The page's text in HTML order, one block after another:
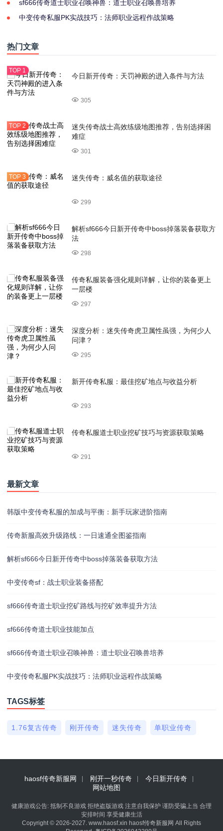
sf666传奇道士职业召唤神兽：道士职业召唤兽培养
中变传奇私服PK实战技巧：法师职业远程作战策略
热门文章
今日新开传奇：天罚神殿的进入条件与方法
305
迷失传奇战士高效练级地图推荐，告别选择困
难症
301
迷失传奇：威名值的获取途径
299
解析sf666今日新开传奇中boss掉落装备获取方
法
298
传奇私服装备强化规则详解，让你的装备更上
一层楼
297
深度分析：迷失传奇虎卫属性虽强，为何少人
问津？
295
新开传奇私服：最佳挖矿地点与收益分析
293
传奇私服道士职业挖矿技巧与资源获取策略
291
最新文章
韩版中变传奇私服的加成与平衡：新手玩家进阶指南
传奇新服高效升级路线：一日速通全图鉴指南
解析sf666今日新开传奇中boss掉落装备获取方法
中变传奇sf：战士职业装备搭配
sf666传奇道士职业挖矿路线与挖矿效率提升方法
sf666传奇道士职业技能加点
sf666传奇道士职业召唤神兽：道士职业召唤兽培养
中变传奇私服PK实战技巧：法师职业远程作战策略
TAGS标签
1.76复古传奇 刚开传奇 迷失传奇 单职业传奇
haosf传奇新服网 刚开一秒传奇
今日新开传奇
网站地图
健康游戏公告: 抵制不良游戏 拒绝盗版游戏 注意自我保护 谨防受骗上当 合理
安排时间 享受健康生活
Copyright © 2026-2027. www.haosf.xin haosf传奇新服网 All Rights